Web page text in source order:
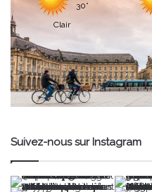
30°
Clair
Suivez-nous sur Instagram